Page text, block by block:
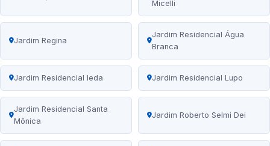
Micelli
Jardim Regina
Jardim Residencial Água
Branca
Jardim Residencial Ieda Jardim Residencial Lupo
Jardim Residencial Santa
Mônica
Jardim Roberto Selmi Dei